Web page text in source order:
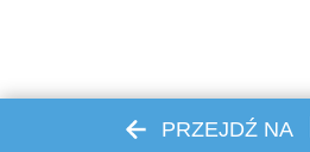
PRZEJDŹ NA